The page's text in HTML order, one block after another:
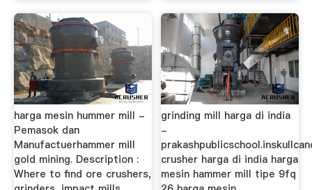
harga mesin hummer mill -
Pemasok dan
Manufactuerhammer mill
gold mining. Description :
Where to find ore crushers,
grinding mill harga di india
-
crusher harga di india harga
mesin hammer mill tipe 9fq